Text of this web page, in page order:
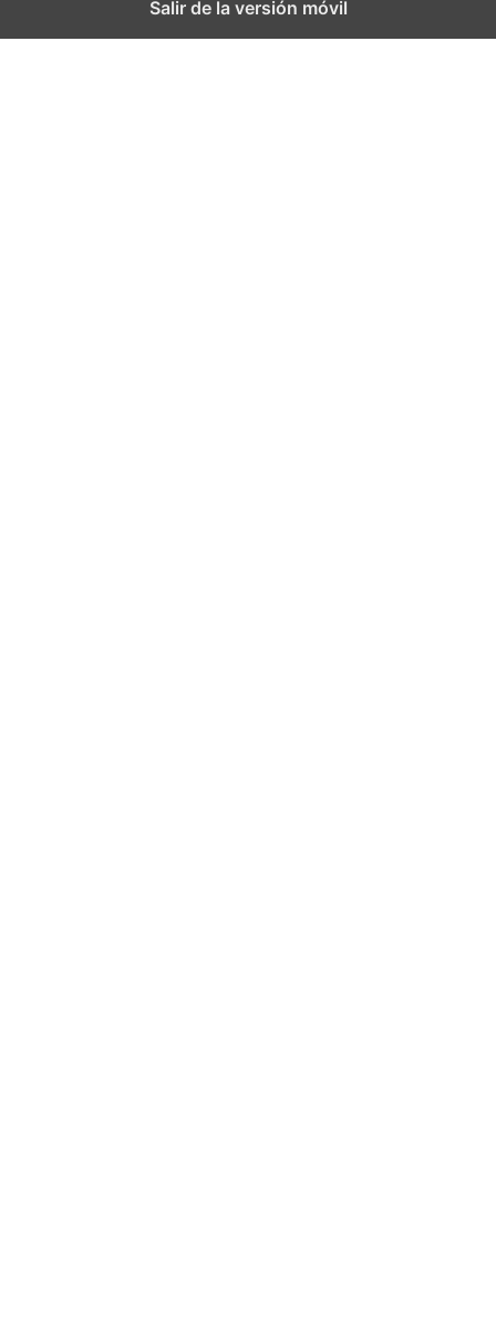
Salir de la versión móvil